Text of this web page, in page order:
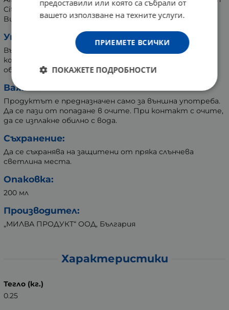
Citric Acid, Quinine HCL dihydrate, Cl17200, Hexyl Cinnamal,
Butylphenyl Methylpropional, Limonene.
Употреба:
Върху предварително намокрена коса се нанася малко
количество от шампоана. Разтрива се нежно до
образуването на пяна и се изплаква обилно с вода.
Важно:
Продуктът е предназначен само за външна употреба.
Да се пази от попадане в очите. При контакт с очите,
да се изплакне обилно с вода.
Съхранение:
Да се съхранява на защитени от пряка слънчева
светлина места.
Опаковка:
200 мл
Производител:
„МИЛВА ПРОДУКТ“ ООД, България
Характеристики
Тегло (кг.)
0.25
предоставили или която са събрали от
вашето използване на техните услуги.
ПРИЕМЕТЕ ВСИЧКИ
ПОКАЖЕТЕ ПОДРОБНОСТИ